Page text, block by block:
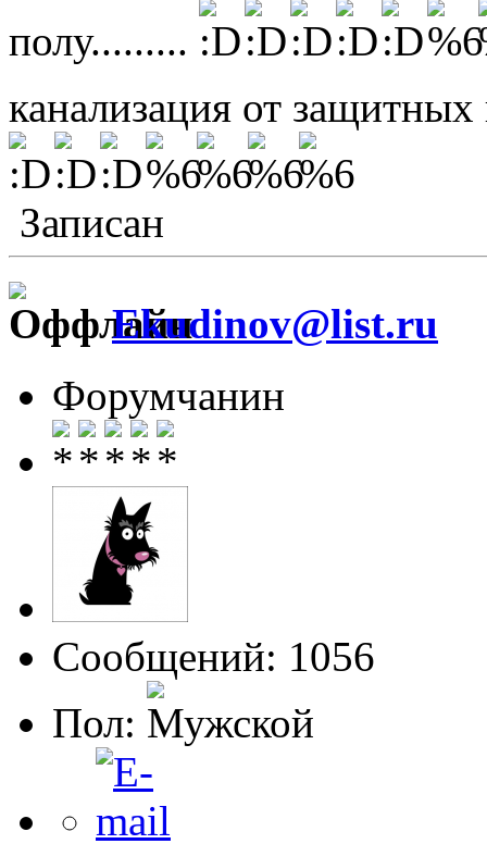
полу.........
канализация от
Записан
Ekudinov@list.ru
Форумчанин
Сообщений: 1056
Пол: